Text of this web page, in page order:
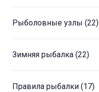
Рыболовные узлы (22)
Зимняя рыбалка (22)
Правила рыбалки (17)